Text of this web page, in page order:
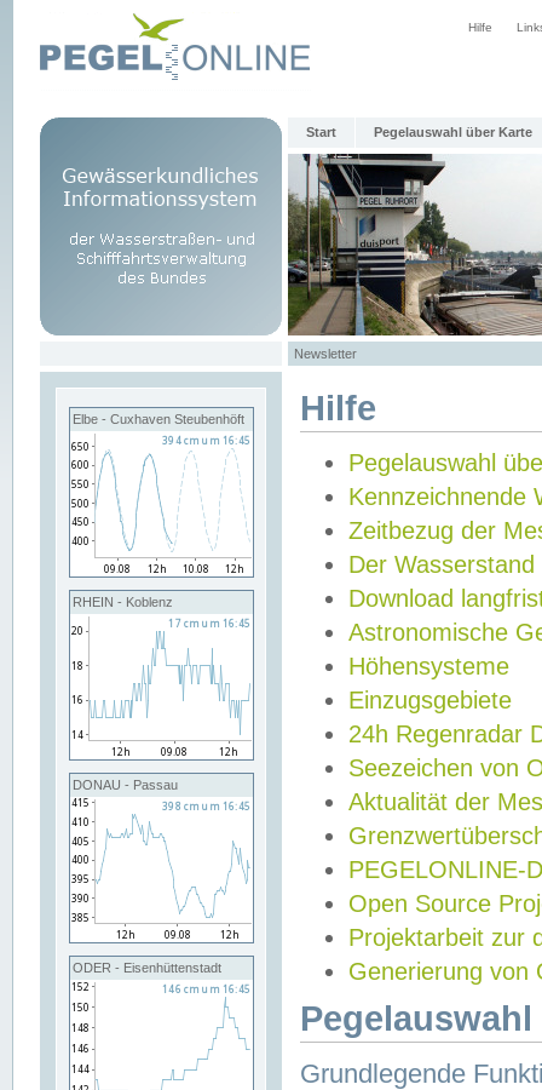
Hilfe
Start Pegelauswahl über Karte
Newsletter
Elbe - Cuxhaven Steubenhöft
RHEIN - Koblenz
DONAU - Passau
ODER - Eisenhüttenstadt
Hilfe
Pegelauswahl
Kennzeichnende
Zeitbezug der
Der Wasserstand
Download
Astronomische
Höhensysteme
Einzugsgebiete
24h Regenradar
Seezeichen von
Aktualität der
PEGELONLINE-
Open Source
Projektarbeit zur
Generierung von
Grundlegende